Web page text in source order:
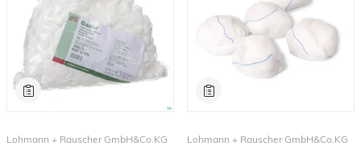
Lohmann + Rauscher GmbH&Co.KG Lohmann + Rauscher GmbH&Co.KG